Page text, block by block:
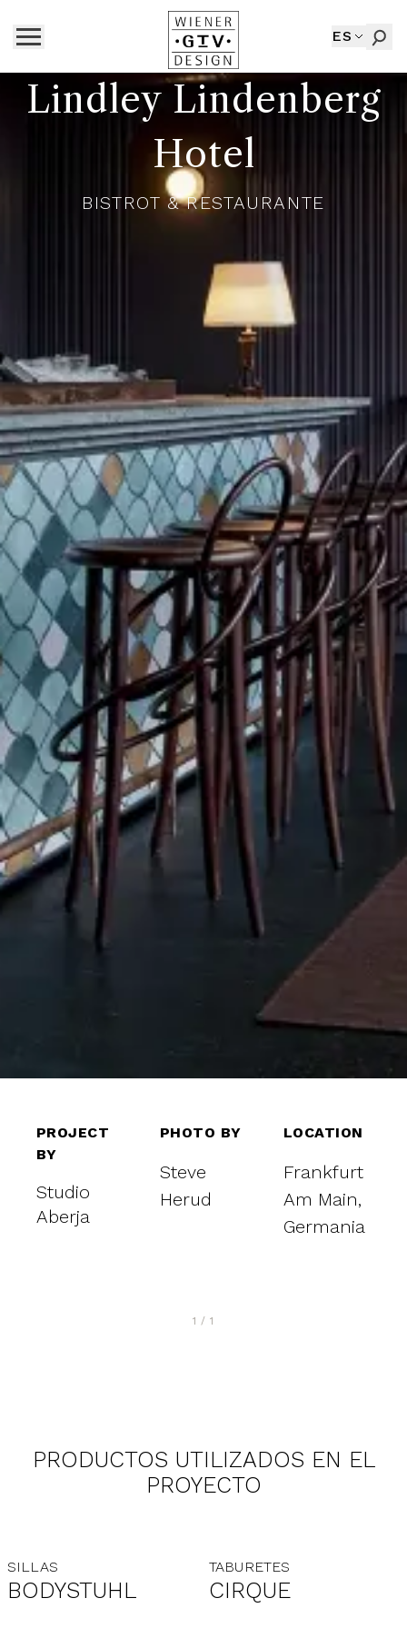
ES
Lindley Lindenberg
Hotel
BISTROT & RESTAURANTE
PROJECT
BY
Studio
Aberja
PHOTO BY
Steve
Herud
LOCATION
Frankfurt
Am Main,
Germania
1 /1
PRODUCTOS UTILIZADOS EN EL
PROYECTO
SILLAS
BODYSTUHL
TABURETES
CIRQUE